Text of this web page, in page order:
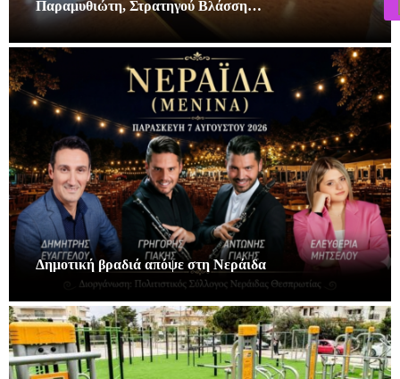
Παραμυθιώτη, Στρατηγού Βλάσση…
Δημοτική βραδιά απόψε στη Νεράιδα